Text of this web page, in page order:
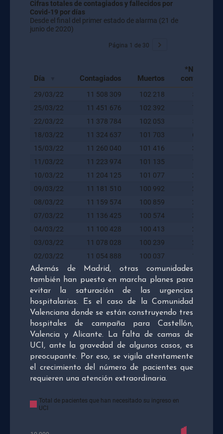
Además de Madrid, otras comunidades
también han puesto en marcha planes para
evitar la saturación de las urgencias
hospitalarias. Es el caso de la Comunidad
Valenciana donde se están construyendo tres
hospitales de campaña para Castellón,
Valencia y Alicante. La falta de camas de
UCI, ante la gravedad de algunos casos, es
preocupante. Por eso, se vigila atentamente
el crecimiento del número de pacientes que
requieren una atención extraordinaria.